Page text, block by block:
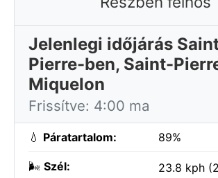
Jelenlegi időjárás
Pierre-ben, Saint-
Miquelon
Frissítve: 4:00 ma
💧 Páratartalom: 89%
🌬️ Szél: 23.8 kph